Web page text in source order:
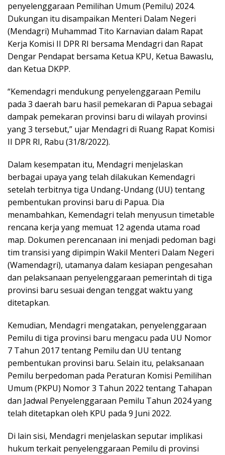
penyelenggaraan Pemilihan Umum (Pemilu) 2024.
Dukungan itu disampaikan Menteri Dalam Negeri
(Mendagri) Muhammad Tito Karnavian dalam Rapat
Kerja Komisi II DPR RI bersama Mendagri dan Rapat
Dengar Pendapat bersama Ketua KPU, Ketua Bawaslu,
dan Ketua DKPP.
“Kemendagri mendukung penyelenggaraan Pemilu
pada 3 daerah baru hasil pemekaran di Papua sebagai
dampak pemekaran provinsi baru di wilayah provinsi
yang 3 tersebut,” ujar Mendagri di Ruang Rapat Komisi
II DPR RI, Rabu (31/8/2022).
Dalam kesempatan itu, Mendagri menjelaskan
berbagai upaya yang telah dilakukan Kemendagri
setelah terbitnya tiga Undang-Undang (UU) tentang
pembentukan provinsi baru di Papua. Dia
menambahkan, Kemendagri telah menyusun timetable
rencana kerja yang memuat 12 agenda utama road
map. Dokumen perencanaan ini menjadi pedoman bagi
tim transisi yang dipimpin Wakil Menteri Dalam Negeri
(Wamendagri), utamanya dalam kesiapan pengesahan
dan pelaksanaan penyelenggaraan pemerintah di tiga
provinsi baru sesuai dengan tenggat waktu yang
ditetapkan.
Kemudian, Mendagri mengatakan, penyelenggaraan
Pemilu di tiga provinsi baru mengacu pada UU Nomor
7 Tahun 2017 tentang Pemilu dan UU tentang
pembentukan provinsi baru. Selain itu, pelaksanaan
Pemilu berpedoman pada Peraturan Komisi Pemilihan
Umum (PKPU) Nomor 3 Tahun 2022 tentang Tahapan
dan Jadwal Penyelenggaraan Pemilu Tahun 2024 yang
telah ditetapkan oleh KPU pada 9 Juni 2022.
Di lain sisi, Mendagri menjelaskan seputar implikasi
hukum terkait penyelenggaraan Pemilu di provinsi